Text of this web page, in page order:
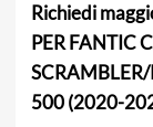
Richiedi
PER FANTIC
500 (2020-